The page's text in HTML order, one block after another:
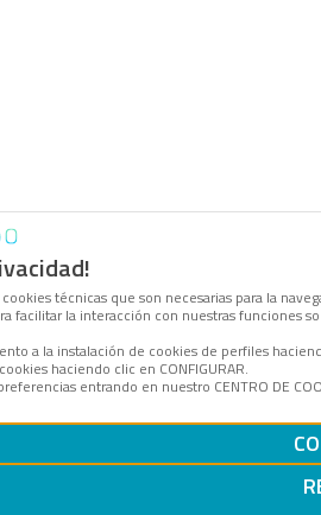
técnicas que son necesarias para la
facilitar la interacción con nuestras funciones
a la instalación de cookies de perfiles
haciendo clic en CONFIGURAR.
entrando en nuestro CENTRO DE